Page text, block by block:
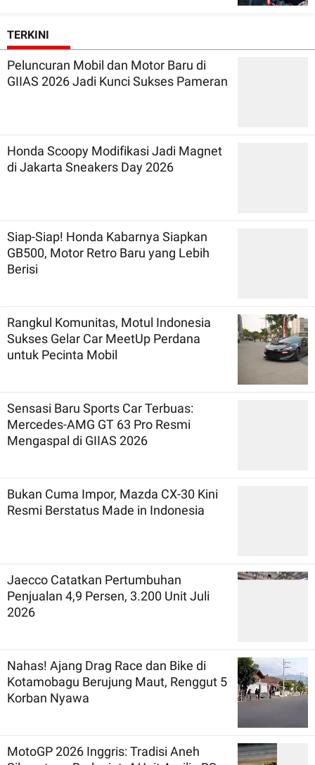
TERKINI
Peluncuran Mobil dan Motor Baru di
GIIAS 2026 Jadi Kunci Sukses Pameran
Honda Scoopy Modifikasi Jadi Magnet
di Jakarta Sneakers Day 2026
Siap-Siap! Honda Kabarnya Siapkan
GB500, Motor Retro Baru yang Lebih
Berisi
Rangkul Komunitas, Motul Indonesia
Sukses Gelar Car MeetUp Perdana
untuk Pecinta Mobil
Sensasi Baru Sports Car Terbuas:
Mercedes-AMG GT 63 Pro Resmi
Mengaspal di GIIAS 2026
Bukan Cuma Impor, Mazda CX-30 Kini
Resmi Berstatus Made in Indonesia
Jaecco Catatkan Pertumbuhan
Penjualan 4,9 Persen, 3.200 Unit Juli
2026
Nahas! Ajang Drag Race dan Bike di
Kotamobagu Berujung Maut, Renggut 5
Korban Nyawa
MotoGP 2026 Inggris: Tradisi Aneh